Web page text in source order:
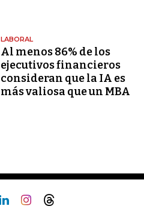
LABORAL
Al menos 86% de los
ejecutivos financieros
consideran que la IA es
más valiosa que un MBA